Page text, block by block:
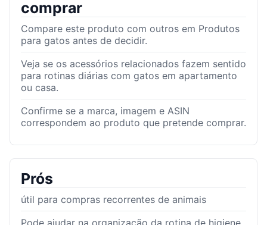
comprar
Compare este produto com outros em Produtos
para gatos antes de decidir.
Veja se os acessórios relacionados fazem sentido
para rotinas diárias com gatos em apartamento
ou casa.
Confirme se a marca, imagem e ASIN
correspondem ao produto que pretende comprar.
Prós
útil para compras recorrentes de animais
Pode ajudar na organização da rotina de higiene